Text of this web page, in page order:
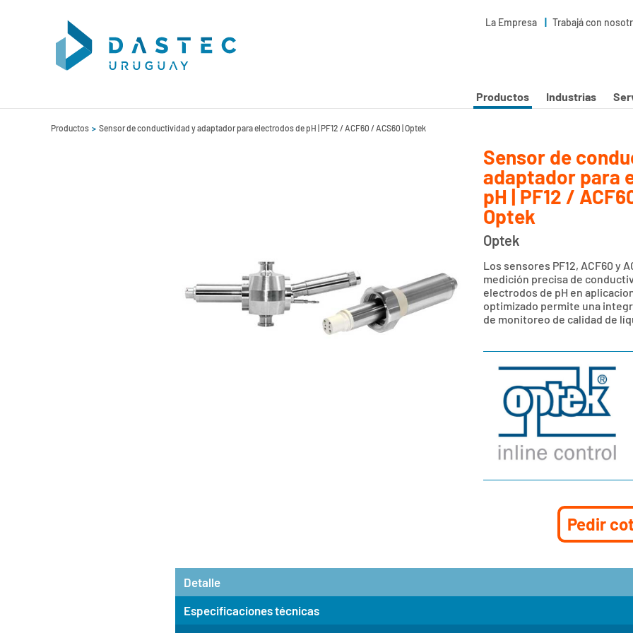
La Empresa Trabajá con
Productos Industrias
Productos Sensor de conductividad y adaptador para electrodos de pH | PF12 / ACF60 / ACS60 | Optek
Sensor de
adaptador para
pH | PF12 /
Optek
Optek
Los sensores PF12, ACF60 y
medición precisa de
electrodos de pH en
optimizado permite una
de monitoreo de calidad de
Pedir
Detalle
Sensor de conductividad ACF60 / ACS60
Especificaciones técnicas